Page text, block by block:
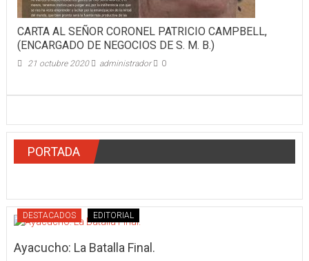
CARTA AL SEÑOR CORONEL PATRICIO CAMPBELL,
(ENCARGADO DE NEGOCIOS DE S. M. B.)
21 octubre 2020 administrador 0
PORTADA
DESTACADOS EDITORIAL
Ayacucho: La Batalla Final.